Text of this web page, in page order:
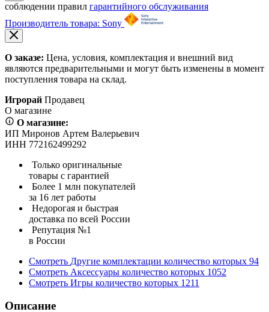
соблюдении правил гарантийного обслуживания
Производитель товара: Sony
О заказе: Цена, условия, комплектация и внешний вид
являются предварительными и могут быть изменены в момент
поступления товара на склад.
Игрорай Продавец
О магазине
О магазине:
ИП Миронов Артем Валерьевич
ИНН 772162499292
Только оригинальные
товары с гарантией
Более 1 млн покупателей
за 16 лет работы
Недорогая и быстрая
доставка по всей России
Репутация №1
в России
Смотреть Другие комплектации количество которых 94
Смотреть Аксессуары количество которых 1052
Смотреть Игры количество которых 1211
Описание